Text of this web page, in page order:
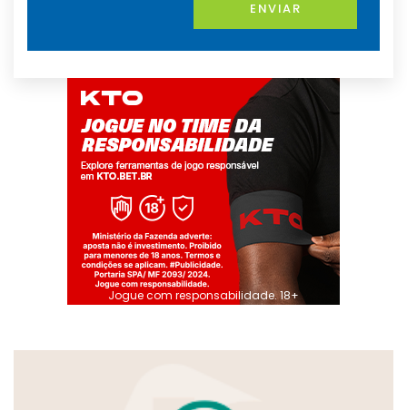
ENVIAR
Jogue com responsabilidade. 18+